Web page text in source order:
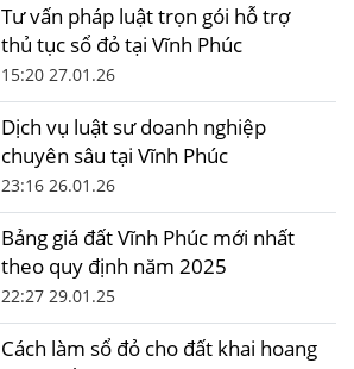
Tư vấn pháp luật trọn gói hỗ trợ
thủ tục sổ đỏ tại Vĩnh Phúc
15:20 27.01.26
Dịch vụ luật sư doanh nghiệp
chuyên sâu tại Vĩnh Phúc
23:16 26.01.26
Bảng giá đất Vĩnh Phúc mới nhất
theo quy định năm 2025
22:27 29.01.25
Cách làm sổ đỏ cho đất khai hoang